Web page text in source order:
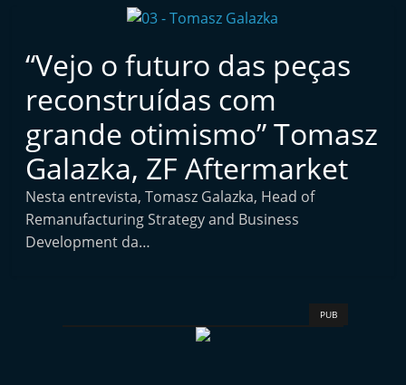
J
r
n
l
i
n
d
e
“Vejo o futuro das peças
reconstruídas com
grande otimismo” Tomasz
Galazka, ZF Aftermarket
Nesta entrevista, Tomasz Galazka, Head of
Remanufacturing Strategy and Business
Development da…
PUB